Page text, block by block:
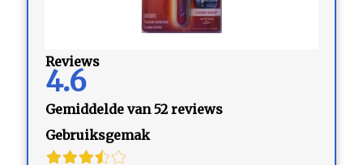
Reviews
4.6
Gemiddelde van 52 reviews
Gebruiksgemak